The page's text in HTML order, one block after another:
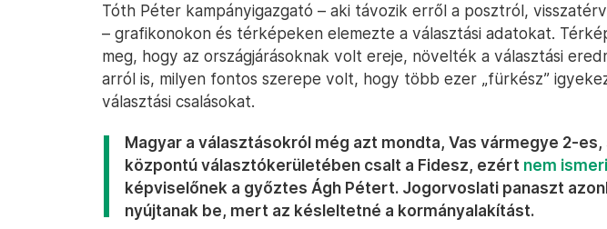
Tóth Péter kampányigazgató – aki távozik erről a posztról,
– grafikonokon és térképeken elemezte a választási adatokat.
meg, hogy az országjárásoknak volt ereje, növelték a választási
arról is, milyen fontos szerepe volt, hogy több ezer „fürkész”
választási csalásokat.
Magyar a választásokról még azt mondta, Vas vármegye 2-es,
központú választókerületében csalt a Fidesz, ezért nem
képviselőnek a győztes Ágh Pétert. Jogorvoslati panaszt
nyújtanak be, mert az késleltetné a kormányalakítást.